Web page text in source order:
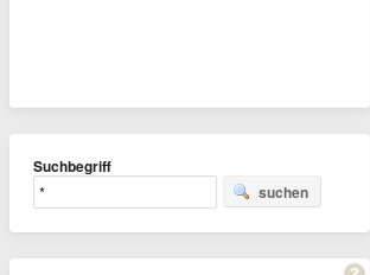
Suchbegriff
suchen